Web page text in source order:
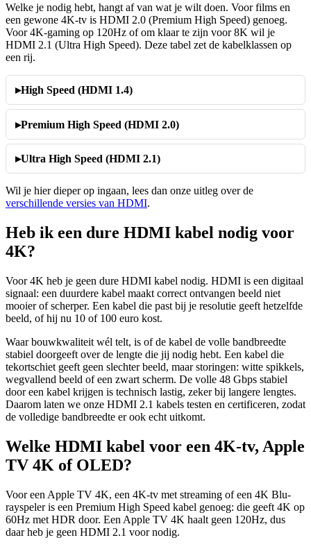
Welke je nodig hebt, hangt af van wat je wilt doen. Voor films en
een gewone 4K-tv is HDMI 2.0 (Premium High Speed) genoeg.
Voor 4K-gaming op 120Hz of om klaar te zijn voor 8K wil je
HDMI 2.1 (Ultra High Speed). Deze tabel zet de kabelklassen op
een rij.
High Speed (HDMI 1.4)
Premium High Speed (HDMI 2.0)
Ultra High Speed (HDMI 2.1)
Wil je hier dieper op ingaan, lees dan onze uitleg over de
verschillende versies van HDMI.
Heb ik een dure HDMI kabel nodig voor
4K?
Voor 4K heb je geen dure HDMI kabel nodig. HDMI is een digitaal
signaal: een duurdere kabel maakt correct ontvangen beeld niet
mooier of scherper. Een kabel die past bij je resolutie geeft hetzelfde
beeld, of hij nu 10 of 100 euro kost.
Waar bouwkwaliteit wél telt, is of de kabel de volle bandbreedte
stabiel doorgeeft over de lengte die jij nodig hebt. Een kabel die
tekortschiet geeft geen slechter beeld, maar storingen: witte spikkels,
wegvallend beeld of een zwart scherm. De volle 48 Gbps stabiel
door een kabel krijgen is technisch lastig, zeker bij langere lengtes.
Daarom laten we onze HDMI 2.1 kabels testen en certificeren, zodat
de volledige bandbreedte er ook echt uitkomt.
Welke HDMI kabel voor een 4K-tv, Apple
TV 4K of OLED?
Voor een Apple TV 4K, een 4K-tv met streaming of een 4K Blu-
rayspeler is een Premium High Speed kabel genoeg: die geeft 4K op
60Hz met HDR door. Een Apple TV 4K haalt geen 120Hz, dus
daar heb je geen HDMI 2.1 voor nodig.